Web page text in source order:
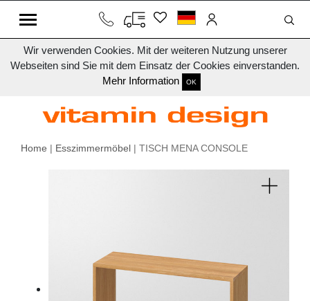
Wir verwenden Cookies. Mit der weiteren Nutzung unserer
Webseiten sind Sie mit dem Einsatz der Cookies einverstanden.
Mehr Information
OK
Home | Esszimmermöbel | TISCH MENA CONSOLE